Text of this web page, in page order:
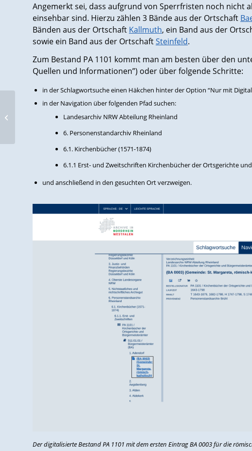
Angemerkt sei, dass aufgrund von Sperrfristen noch nicht
einsehbar sind. Hierzu zählen 3 Bände aus der Ortschaft
Bänden aus der Ortschaft Kallmuth, ein Band aus der
sowie ein Band aus der OrtschaftSteinfeld.
Zum Bestand PA 1101 kommt man am besten über den
Quellen und Informationen”) oder über folgende Schritte:
in der Schlagwortsuche einen Häkchen hinter der Option “Nur mit
in der Navigation über folgenden Pfad suchen:
Landesarchiv NRW Abteilung Rheinland
6. Personenstandarchiv Rheinland
6.1. Kirchenbücher (1571-1874)
6.1.1 Erst- und Zweitschriften Kirchenbücher der Ortsgerichte
und anschließend in den gesuchten Ort verzweigen.
Der digitalisierte Bestand PA 1101 mit dem ersten Eintrag BA 0003 für die